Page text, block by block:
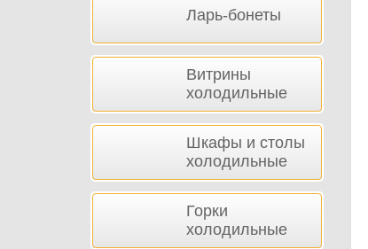
Ларь-бонеты
Витрины
холодильные
Шкафы и столы
холодильные
Горки
холодильные